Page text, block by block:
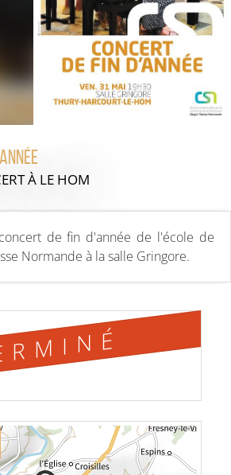
À LE HOM
de fin d'année de l'école de
Normande à la salle Gringore.